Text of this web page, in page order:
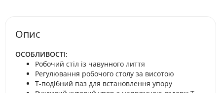
Опис
ОСОБЛИВОСТІ:
Робочий стіл із чавунного лиття
Регулювання робочого столу за висотою
Т-подібний паз для встановлення упору